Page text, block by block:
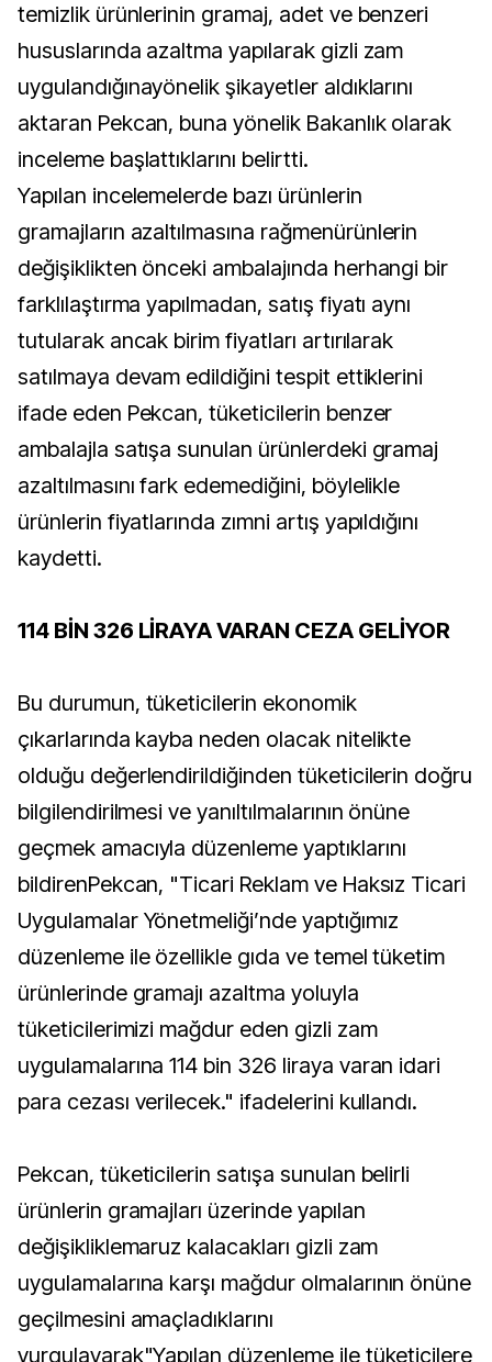
temizlik ürünlerinin gramaj, adet ve benzeri
hususlarında azaltma yapılarak gizli zam
uygulandığınayönelik şikayetler aldıklarını
aktaran Pekcan, buna yönelik Bakanlık olarak
inceleme başlattıklarını belirtti.
Yapılan incelemelerde bazı ürünlerin
gramajların azaltılmasına rağmenürünlerin
değişiklikten önceki ambalajında herhangi bir
farklılaştırma yapılmadan, satış fiyatı aynı
tutularak ancak birim fiyatları artırılarak
satılmaya devam edildiğini tespit ettiklerini
ifade eden Pekcan, tüketicilerin benzer
ambalajla satışa sunulan ürünlerdeki gramaj
azaltılmasını fark edemediğini, böylelikle
ürünlerin fiyatlarında zımni artış yapıldığını
kaydetti.
114 BİN 326 LİRAYA VARAN CEZA GELİYOR
Bu durumun, tüketicilerin ekonomik
çıkarlarında kayba neden olacak nitelikte
olduğu değerlendirildiğinden tüketicilerin doğru
bilgilendirilmesi ve yanıltılmalarının önüne
geçmek amacıyla düzenleme yaptıklarını
bildirenPekcan, "Ticari Reklam ve Haksız Ticari
Uygulamalar Yönetmeliği’nde yaptığımız
düzenleme ile özellikle gıda ve temel tüketim
ürünlerinde gramajı azaltma yoluyla
tüketicilerimizi mağdur eden gizli zam
uygulamalarına 114 bin 326 liraya varan idari
para cezası verilecek." ifadelerini kullandı.
Pekcan, tüketicilerin satışa sunulan belirli
ürünlerin gramajları üzerinde yapılan
değişikliklemaruz kalacakları gizli zam
uygulamalarına karşı mağdur olmalarının önüne
geçilmesini amaçladıklarını
vurgulayarak"Yapılan düzenleme ile tüketicilere